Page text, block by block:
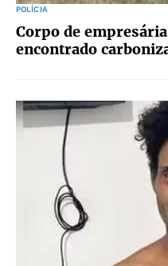
POLÍCIA
Corpo de
encontrado